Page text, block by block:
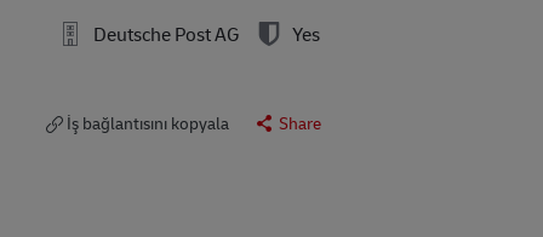
Deutsche Post AG
Yes
İş bağlantısını kopyala Share